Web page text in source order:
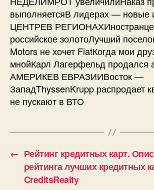
выполняетсяВ лидерах — новые
ЦЕНТРЕВ
российское золотоЛучший
Motors не хочет FiatКогда мои
мнойКарл Лагерфельд продался
АМЕРИКЕВ ЕВРАЗИИВосток —
ЗападThyssenKrupp распродает
не пускают в ВТО
← Рейтинг кредитных карт.
рейтинга лучших кредитных
CreditsRealty